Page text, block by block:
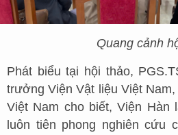
Quang cảnh
Phát biểu tại hội thảo,
trưởng Viện Vật liệu Việt
Việt Nam cho biết, Viện Hàn
luôn tiên phong nghiên cứu